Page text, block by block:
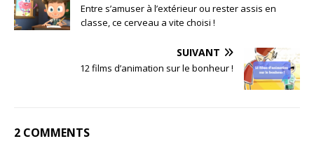
Entre s’amuser à l’extérieur ou rester assis en
classe, ce cerveau a vite choisi !
SUIVANT
12 films d’animation sur le bonheur !
2 COMMENTS